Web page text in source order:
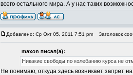
всего остального мира. А у нас таких
Добавлено: Ср Окт 05, 2011 7:51 pm Заголовок
maxon писал(а):
Никакие свободы по колебанию курса не
Не понимаю, откуда здесь возникает запрет